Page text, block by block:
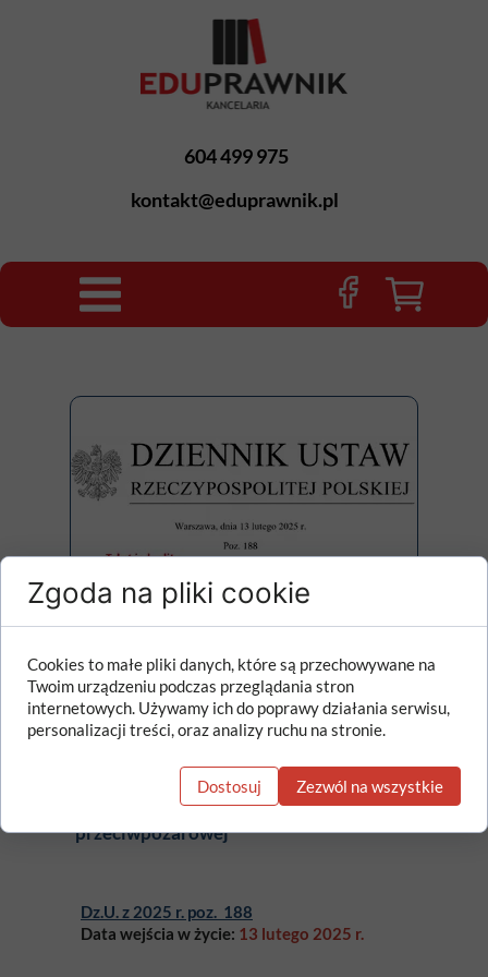
Obwieszczenie Marszałka Sejmu
Rzeczypospolitej Polskiej z dnia 5 lutego
2025 r. w sprawie ogłoszenia jednolitego
tekstu ustawy o ochronie
przeciwpożarowej
Dz.U. z 2025 r. poz. 188
Data wejścia w życie: 13 lutego 2025 r.
604 499 975
kontakt@eduprawnik.pl
Zgoda na pliki cookie
Cookies to małe pliki danych, które są przechowywane na
Twoim urządzeniu podczas przeglądania stron
internetowych. Używamy ich do poprawy działania serwisu,
personalizacji treści, oraz analizy ruchu na stronie.
Dostosuj Zezwól na wszystkie